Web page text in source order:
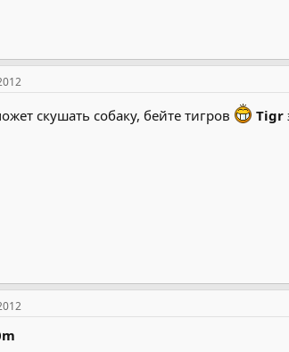
скушать собаку, бейте тигров Tigr